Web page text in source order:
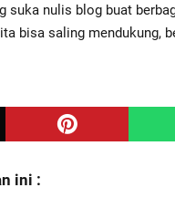
suka nulis blog buat
bisa saling mendukung,
ini :